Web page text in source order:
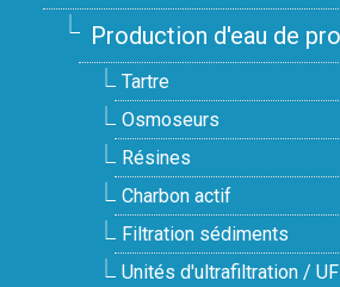
Production d'eau de
Tartre
Osmoseurs
Résines
Charbon actif
Filtration sédiments
Unités d'ultrafiltration / UF